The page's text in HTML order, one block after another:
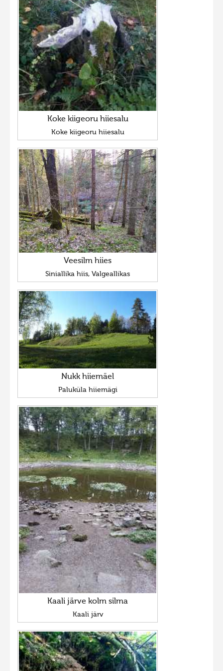
Koke kiigeoru hiiesalu
Koke kiigeoru hiiesalu
Veesilm hiies
Siniallika hiis, Valgeallikas
Nukk hiiemäel
Paluküla hiiemägi
Kaali järve kolm silma
Kaali järv